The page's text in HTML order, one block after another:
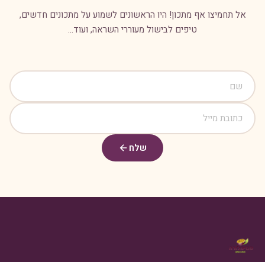
אל תחמיצו אף מתכון! היו הראשונים לשמוע על מתכונים חדשים,
טיפים לבישול מעוררי השראה, ועוד...
שלח